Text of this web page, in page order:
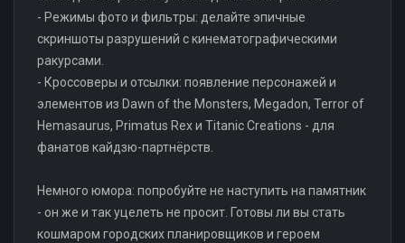
- Режимы фото и фильтры: делайте эпичные
скриншоты разрушений с кинематографическими
ракурсами.
- Кроссоверы и отсылки: появление персонажей и
элементов из Dawn of the Monsters, Megadon, Terror of
Hemasaurus, Primatus Rex и Titanic Creations - для
фанатов кайдзю-партнёрств.
Немного юмора: попробуйте не наступить на памятник
- он же и так уцелеть не просит. Готовы ли вы стать
кошмаром городских планировщиков и героем